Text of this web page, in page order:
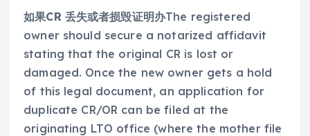
如果CR 丢失或者损毁证明办The registered
owner should secure a notarized affidavit
stating that the original CR is lost or
damaged. Once the new owner gets a hold
of this legal document, an application for
duplicate CR/OR can be filed at the
originating LTO office (where the mother file